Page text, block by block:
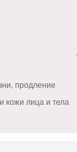
продление
кожи лица и тела